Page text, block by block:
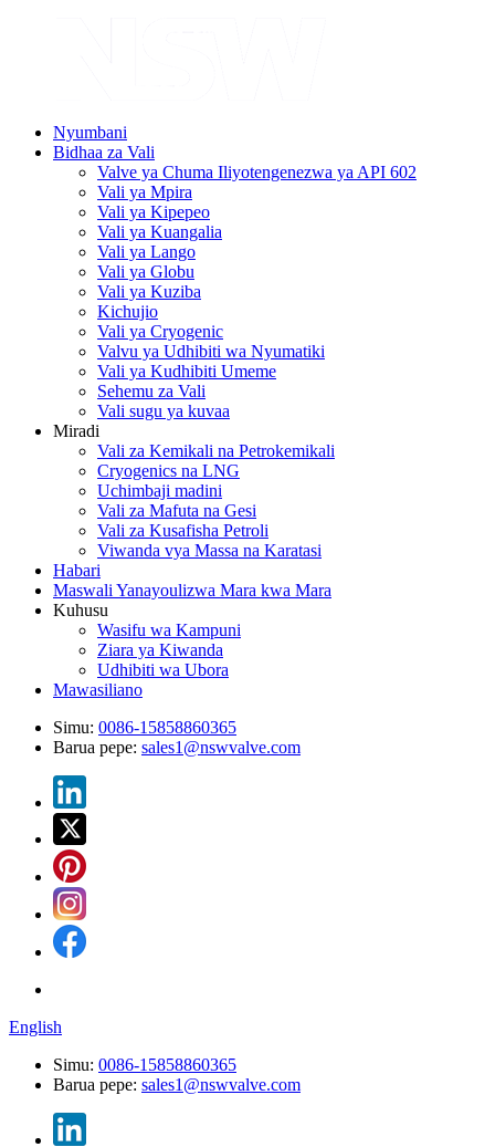
Nyumbani
Bidhaa za Vali
Valve ya Chuma Iliyotengenezwa ya API 602
Vali ya Mpira
Vali ya Kipepeo
Vali ya Kuangalia
Vali ya Lango
Vali ya Globu
Vali ya Kuziba
Kichujio
Vali ya Cryogenic
Valvu ya Udhibiti wa Nyumatiki
Vali ya Kudhibiti Umeme
Sehemu za Vali
Vali sugu ya kuvaa
Miradi
Vali za Kemikali na Petrokemikali
Cryogenics na LNG
Uchimbaji madini
Vali za Mafuta na Gesi
Vali za Kusafisha Petroli
Viwanda vya Massa na Karatasi
Habari
Maswali Yanayoulizwa Mara kwa Mara
Kuhusu
Wasifu wa Kampuni
Ziara ya Kiwanda
Udhibiti wa Ubora
Mawasiliano
Simu: 0086-15858860365
Barua pepe: sales1@nswvalve.com
English
Simu: 0086-15858860365
Barua pepe: sales1@nswvalve.com